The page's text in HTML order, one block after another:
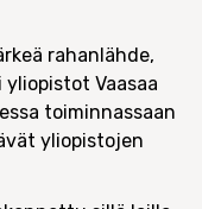
rahanlähde,
yliopistot Vaasaa
toiminnassaan
yliopistojen